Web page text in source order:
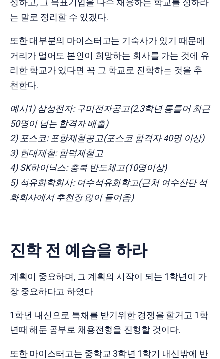
정하고, 그 목표기업을 다수 채용하는 학교를 정하라
는 말로 정리할 수 있겠다.
또한 대부분의 마이스터고는 기숙사가 있기 때문에
거리가 멀어도 본인이 희망하는 회사를 가는 것에 유
리한 학교가 있다면 꼭 그 학교로 진학하는 것을 추
천한다.
예시1) 삼성전자: 구미전자공고(2,3학년 통틀어 최근
50명이 넘는 합격자 배출)
2) 포스코: 포항제철공고(포스코 합격자 40명 이상)
3) 현대제철: 합덕제철고
4) SK하이닉스: 충북 반도체고(10명이상)
5) 석유화학회사: 여수석유화학고(근처 여수산단 석
화회사에서 추천장 많이 들어옴)
진학 전 예습을 하라
계획이 중요하며, 그 계획의 시작이 되는 1학년이 가
장 중요하다고 하였다.
1학년 내신으로 특채를 받기위한 경쟁을 할거고 1학
년때 해둔 공부로 채용전형을 진행할 것이다.
또한 마이스터고는 중학교 3학년 1학기 내신밖에 반